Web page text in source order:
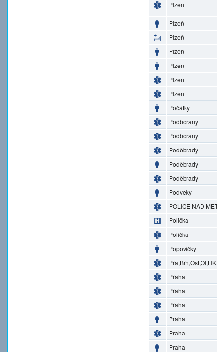
Plzeň
Plzeň
Plzeň
Plzeň
Plzeň
Plzeň
Plzeň
Počátky
Podbořany
Podbořany
Poděbrady
Poděbrady
Poděbrady
Podveky
POLICE NAD
Polička
Polička
Popovičky
Praha
Praha
Praha
Praha
Praha
Praha